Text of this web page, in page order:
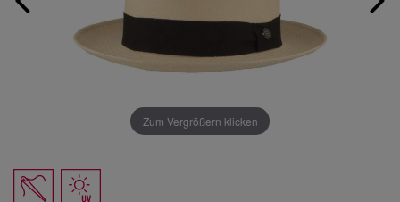
Zum Vergrößern klicken